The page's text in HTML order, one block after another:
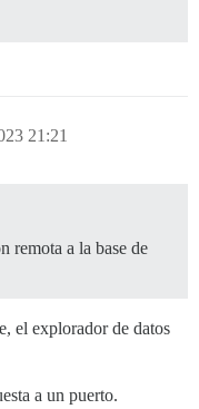
21:21
remota a la base de
el explorador de datos
a un puerto.